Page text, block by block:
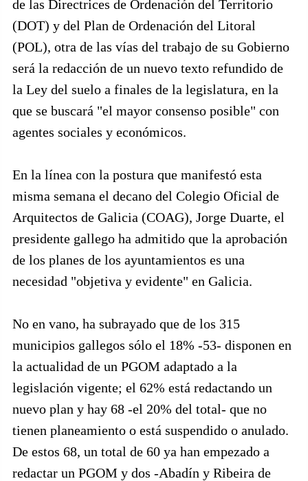
de las Directrices de Ordenación del Territorio
(DOT) y del Plan de Ordenación del Litoral
(POL), otra de las vías del trabajo de su Gobierno
será la redacción de un nuevo texto refundido de
la Ley del suelo a finales de la legislatura, en la
que se buscará "el mayor consenso posible" con
agentes sociales y económicos.
En la línea con la postura que manifestó esta
misma semana el decano del Colegio Oficial de
Arquitectos de Galicia (COAG), Jorge Duarte, el
presidente gallego ha admitido que la aprobación
de los planes de los ayuntamientos es una
necesidad "objetiva y evidente" en Galicia.
No en vano, ha subrayado que de los 315
municipios gallegos sólo el 18% -53- disponen en
la actualidad de un PGOM adaptado a la
legislación vigente; el 62% está redactando un
nuevo plan y hay 68 -el 20% del total- que no
tienen planeamiento o está suspendido o anulado.
De estos 68, un total de 60 ya han empezado a
redactar un PGOM y dos -Abadín y Ribeira de